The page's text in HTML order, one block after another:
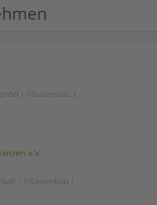
| Pflanzenbau |
e.V.
| Pflanzenbau |